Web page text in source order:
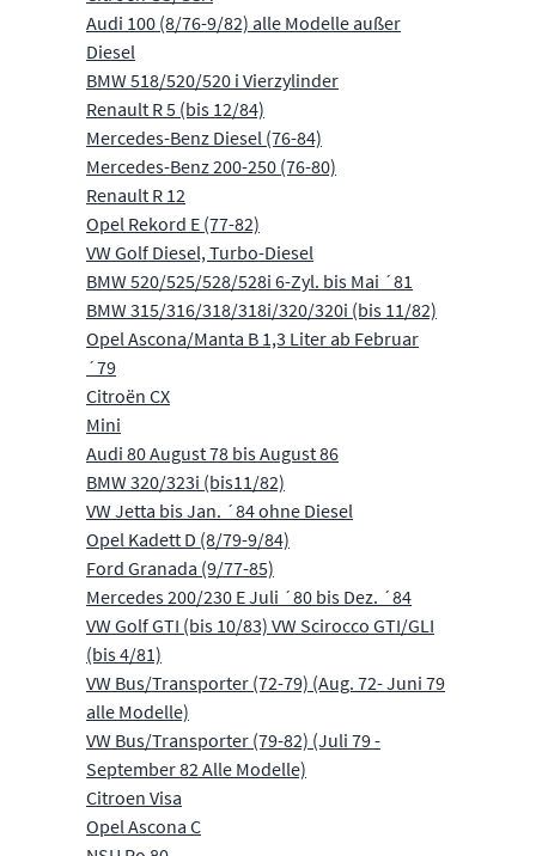
Audi 100 (8/76-9/82) alle Modelle außer
Diesel
BMW 518/520/520 i Vierzylinder
Renault R 5 (bis 12/84)
Mercedes-Benz Diesel (76-84)
Mercedes-Benz 200-250 (76-80)
Renault R 12
Opel Rekord E (77-82)
VW Golf Diesel, Turbo-Diesel
BMW 520/525/528/528i 6-Zyl. bis Mai ´81
BMW 315/316/318/318i/320/320i (bis 11/82)
Opel Ascona/Manta B 1,3 Liter ab Februar
´79
Citroën CX
Mini
Audi 80 August 78 bis August 86
BMW 320/323i (bis11/82)
VW Jetta bis Jan. ´84 ohne Diesel
Opel Kadett D (8/79-9/84)
Ford Granada (9/77-85)
Mercedes 200/230 E Juli ´80 bis Dez. ´84
VW Golf GTI (bis 10/83) VW Scirocco GTI/GLI
(bis 4/81)
VW Bus/Transporter (72-79) (Aug. 72- Juni 79
alle Modelle)
VW Bus/Transporter (79-82) (Juli 79 -
September 82 Alle Modelle)
Citroen Visa
Opel Ascona C